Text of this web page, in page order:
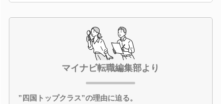
マイナビ転職編集部より
”四国トップクラス”の理由に迫る。